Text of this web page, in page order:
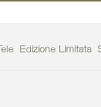
Edizione Limitata